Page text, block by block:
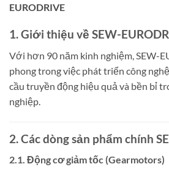
EURODRIVE
1. Giới thiệu về SEW-
Với hơn 90 năm kinh nghiệm, SEW-
phong trong việc phát triển công
cầu truyền động hiệu quả và bền bỉ
nghiệp.
2. Các dòng sản phẩm chính
2.1. Động cơ giảm tốc (Gearmotors)